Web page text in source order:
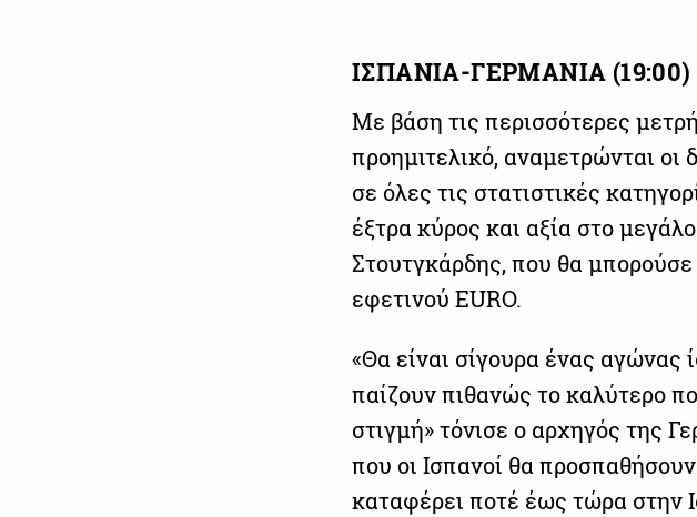
ΙΣΠΑΝΙΑ-ΓΕΡΜΑΝΙΑ (19:00)
Με βάση τις περισσότερες
προημιτελικό, αναμετρώνται
σε όλες τις στατιστικές
έξτρα κύρος και αξία στο
Στουτγκάρδης, που θα μπορούσε
εφετινού EURO.
«Θα είναι σίγουρα ένας
παίζουν πιθανώς το καλύτερο
στιγμή» τόνισε ο αρχηγός της
που οι Ισπανοί θα
καταφέρει ποτέ έως τώρα στην